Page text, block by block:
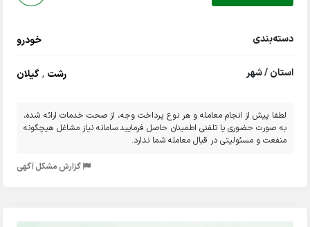
دسته‌بندی خودرو
استان / شهر رشت ,گیلان
لطفا پیش از انجام معامله و هر نوع پرداخت وجه، از صحت خدمات ارائه شده،
به صورت حضوری یا تلفنی اطمینان حاصل فرمایید.سامانه نیاز مشاغل هیچگونه
منفعت و مسئولیتی در قبال معامله شما ندارد.
گزارش مشکل آگهی